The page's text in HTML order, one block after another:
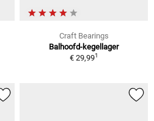
Craft Bearings
Balhoofd-kegellager
€ 29,991